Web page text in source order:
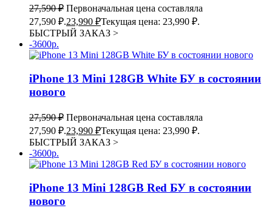
27,590₽ Первоначальная цена составляла
27,590 ₽.23,990 ₽Текущая цена: 23,990 ₽.
БЫСТРЫЙ ЗАКАЗ >
-3600р.
iPhone 13 Mini 128GB White БУ в состоянии
нового
27,590₽ Первоначальная цена составляла
27,590 ₽.23,990 ₽Текущая цена: 23,990 ₽.
БЫСТРЫЙ ЗАКАЗ >
-3600р.
iPhone 13 Mini 128GB Red БУ в состоянии
нового